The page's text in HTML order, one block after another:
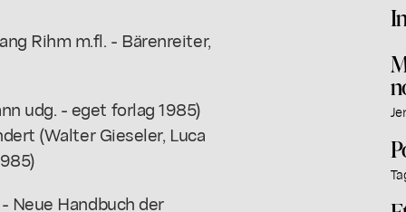
Rihm m.fl. - Bärenreiter,
udg. - eget forlag 1985)
(Walter Gieseler, Luca
Neue Handbuch der